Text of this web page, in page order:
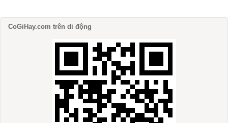
CoGiHay.com trên di động